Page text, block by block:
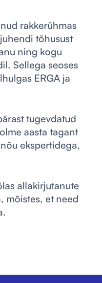
rakkerühmas
tõhusust
ning kogu
Sellega seoses
ERGA ja
tugevdatud
aasta tagant
ekspertidega,
allakirjutanute
mõistes, et need